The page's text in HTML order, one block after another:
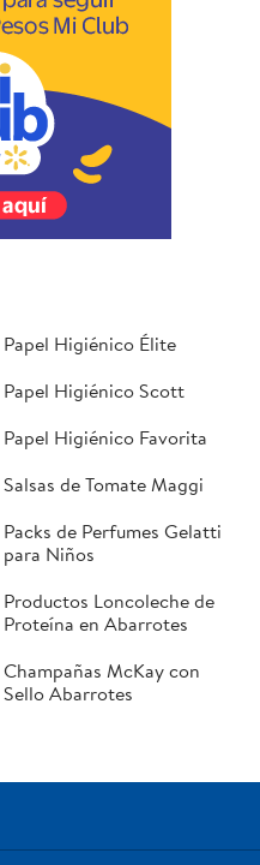
Papel Higiénico Élite
Papel Higiénico Scott
Papel Higiénico Favorita
Salsas de Tomate Maggi
Packs de Perfumes Gelatti
para Niños
Productos Loncoleche de
Proteína en Abarrotes
Champañas McKay con
Sello Abarrotes